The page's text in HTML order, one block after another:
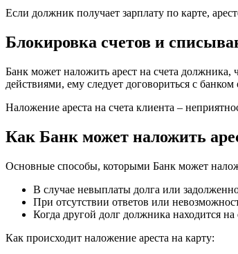
Если должник получает зарплату по карте,
Блокировка счетов и
Банк может наложить арест на счета должника,
действиями, ему следует договориться с
Наложение ареста на счета клиента –
Как Банк может наложить
Основные способы, которыми Банк может
В случае невыплаты долга или
При отсутствии ответов или
Когда другой долг должника находится на
Как происходит наложение ареста на карту: